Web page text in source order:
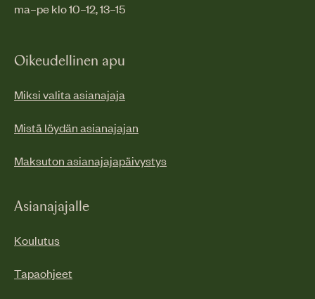
ma–pe klo 10–12, 13–15
Oikeudellinen apu
Miksi valita asianajaja
Mistä löydän asianajajan
Maksuton asianajajapäivystys
Asianajajalle
Koulutus
Tapaohjeet